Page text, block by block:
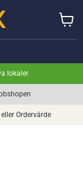
lokaler
Ordervärde